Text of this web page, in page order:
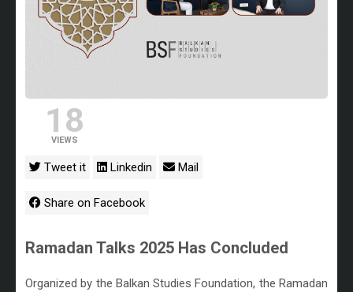
18
VIEWS
Tweet it Linkedin Mail
Share on Facebook
Ramadan Talks 2025 Has Concluded
Organized by the Balkan Studies Foundation, the Ramadan